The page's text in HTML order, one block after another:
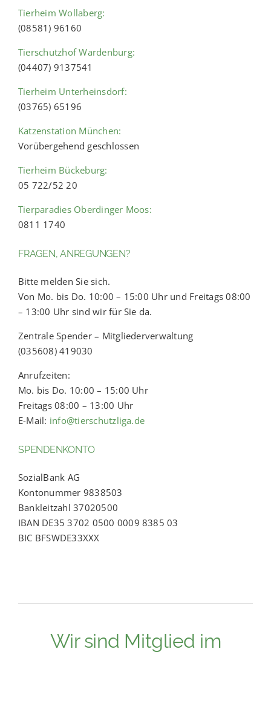
Tierheim Wollaberg:
(08581) 96160
Tierschutzhof Wardenburg:
(04407) 9137541
Tierheim Unterheinsdorf:
(03765) 65196
Katzenstation München:
Vorübergehend geschlossen
Tierheim Bückeburg:
05 722/52 20
Tierparadies Oberdinger Moos:
0811 1740
FRAGEN, ANREGUNGEN?
Bitte melden Sie sich.
Von Mo. bis Do. 10:00 – 15:00 Uhr und Freitags 08:00
– 13:00 Uhr sind wir für Sie da.
Zentrale Spender – Mitgliederverwaltung
(035608) 419030
Anrufzeiten:
Mo. bis Do. 10:00 – 15:00 Uhr
Freitags 08:00 – 13:00 Uhr
E-Mail: info@tierschutzliga.de
SPENDENKONTO
SozialBank AG
Kontonummer 9838503
Bankleitzahl 37020500
IBAN DE35 3702 0500 0009 8385 03
BIC BFSWDE33XXX
Wir sind Mitglied im